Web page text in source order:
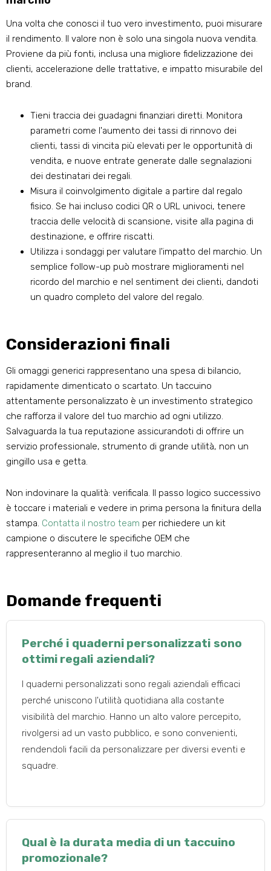
Una volta che conosci il tuo vero investimento, puoi misurare
il rendimento. Il valore non è solo una singola nuova vendita.
Proviene da più fonti, inclusa una migliore fidelizzazione dei
clienti, accelerazione delle trattative, e impatto misurabile del
brand.
Tieni traccia dei guadagni finanziari diretti. Monitora
parametri come l'aumento dei tassi di rinnovo dei
clienti, tassi di vincita più elevati per le opportunità di
vendita, e nuove entrate generate dalle segnalazioni
dei destinatari dei regali.
Misura il coinvolgimento digitale a partire dal regalo
fisico. Se hai incluso codici QR o URL univoci, tenere
traccia delle velocità di scansione, visite alla pagina di
destinazione, e offrire riscatti.
Utilizza i sondaggi per valutare l'impatto del marchio. Un
semplice follow-up può mostrare miglioramenti nel
ricordo del marchio e nel sentiment dei clienti, dandoti
un quadro completo del valore del regalo.
Considerazioni finali
Gli omaggi generici rappresentano una spesa di bilancio,
rapidamente dimenticato o scartato. Un taccuino
attentamente personalizzato è un investimento strategico
che rafforza il valore del tuo marchio ad ogni utilizzo.
Salvaguarda la tua reputazione assicurandoti di offrire un
servizio professionale, strumento di grande utilità, non un
gingillo usa e getta.
Non indovinare la qualità: verificala. Il passo logico successivo
è toccare i materiali e vedere in prima persona la finitura della
stampa. Contatta il nostro team per richiedere un kit
campione o discutere le specifiche OEM che
rappresenteranno al meglio il tuo marchio.
Domande frequenti
Perché i quaderni personalizzati sono
ottimi regali aziendali?
I quaderni personalizzati sono regali aziendali efficaci
perché uniscono l'utilità quotidiana alla costante
visibilità del marchio. Hanno un alto valore percepito,
rivolgersi ad un vasto pubblico, e sono convenienti,
rendendoli facili da personalizzare per diversi eventi e
squadre.
Qual è la durata media di un taccuino
promozionale?